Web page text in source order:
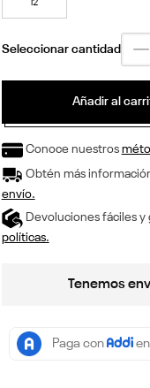
12
Añadir al
Conoce nuestros
Obtén más
envío.
Devoluciones fáciles
políticas.
Tenemos